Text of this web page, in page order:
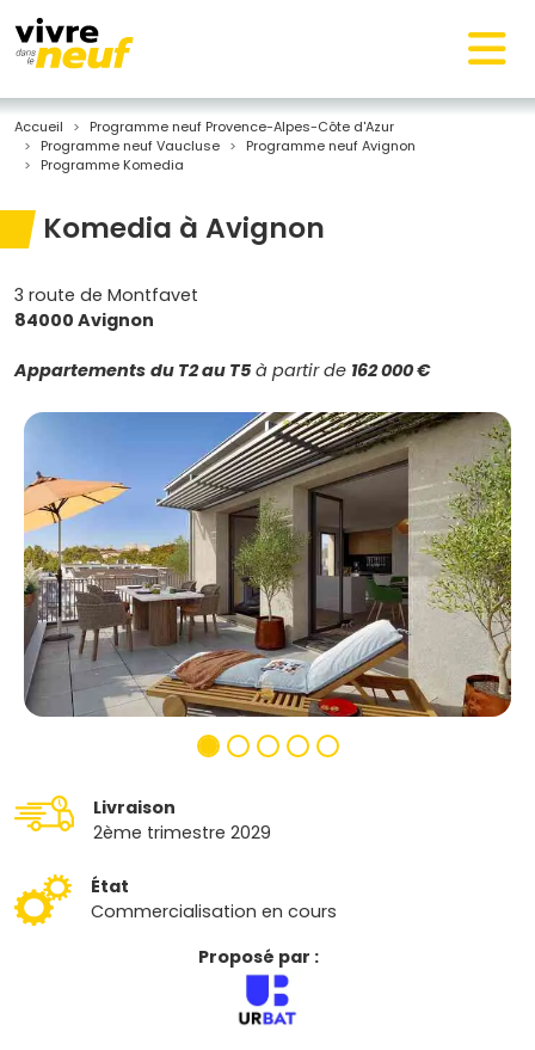
Accueil
Programme neuf Provence-Alpes-Côte d'Azur
Programme neuf Vaucluse
Programme neuf Avignon
Programme Komedia
Komedia à Avignon
3 route de Montfavet
84000 Avignon
Appartements du T2 au T5 à partir de 162 000 €
Livraison
2ème trimestre 2029
État
Commercialisation en cours
Proposé par :